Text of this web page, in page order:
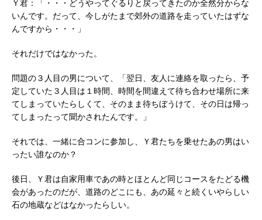
Ｙ君：「・・・どうやってぐるりと戻ってきたのか全然分からな
いんです。だって、今しがたまで郊外の道路を走っていたはずな
んですから・・・」
それだけではなかった。
問題の３人目の男について、「翌日、友人に連絡を取ったら、予
定していた３人目は１時間、時間を間違えて待ち合わせ場所に来
てしまっていたらしくて、そのまま待ちぼうけて、その日は帰っ
てしまったって聞かされたんです。」
それでは、一緒に合コンに参加し、Ｙ君たちを乗せたあの男はい
ったい誰なのか？
後日、Ｙ君は自家用車であの時とほとんど同じコースをたどる機
会があったのだが、道路のどこにも、あの延々と続くいやらしい
石の地蔵などはなかったらしい。